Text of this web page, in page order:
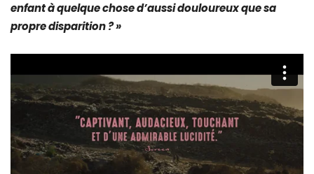
enfant à quelque chose d’aussi douloureux que sa
propre disparition ? »